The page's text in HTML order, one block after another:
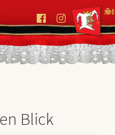
Blick